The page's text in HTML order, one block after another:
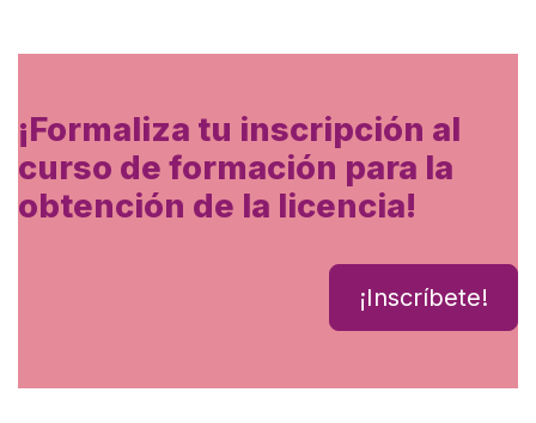
¡Formaliza tu inscripción al
curso de formación para la
obtención de la licencia!
¡Inscríbete!